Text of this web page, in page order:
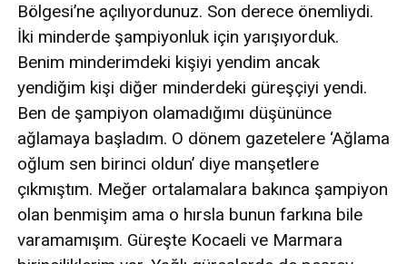
Bölgesi’ne açılıyordunuz. Son derece önemliydi.
İki minderde şampiyonluk için yarışıyorduk.
Benim minderimdeki kişiyi yendim ancak
yendiğim kişi diğer minderdeki güreşçiyi yendi.
Ben de şampiyon olamadığımı düşününce
ağlamaya başladım. O dönem gazetelere ‘Ağlama
oğlum sen birinci oldun’ diye manşetlere
çıkmıştım. Meğer ortalamalara bakınca şampiyon
olan benmişim ama o hırsla bunun farkına bile
varamamışım. Güreşte Kocaeli ve Marmara